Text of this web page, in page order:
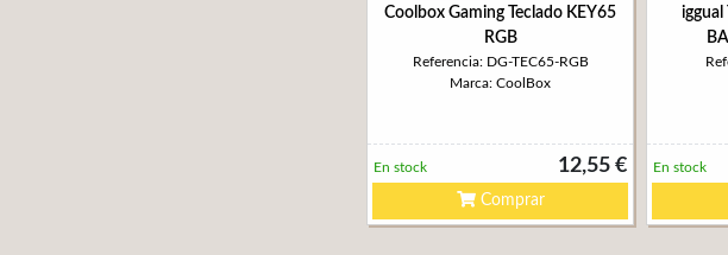
Coolbox Gaming Teclado KEY65
RGB
Referencia: DG-TEC65-RGB
Marca: CoolBox
12,55 €
En stock
Comprar
iggual
En stock